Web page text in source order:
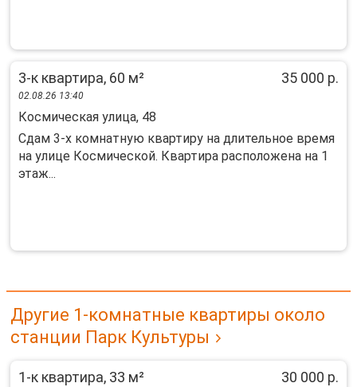
3-к квартира, 60 м² 35 000 р.
02.08.26 13:40
Космическая улица, 48
Сдам 3-х комнатную квартиру на длительное время
на улице Космической. Квартира расположена на 1
этаж...
Другие 1-комнатные квартиры около
станции Парк Культуры
1-к квартира, 33 м² 30 000 р.